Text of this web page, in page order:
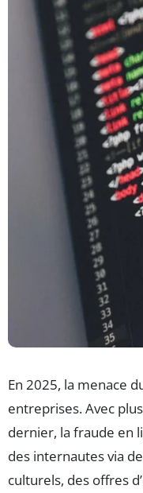
En 2025, la menace
entreprises. Avec
dernier, la fraude en
des internautes via
culturels, des offres